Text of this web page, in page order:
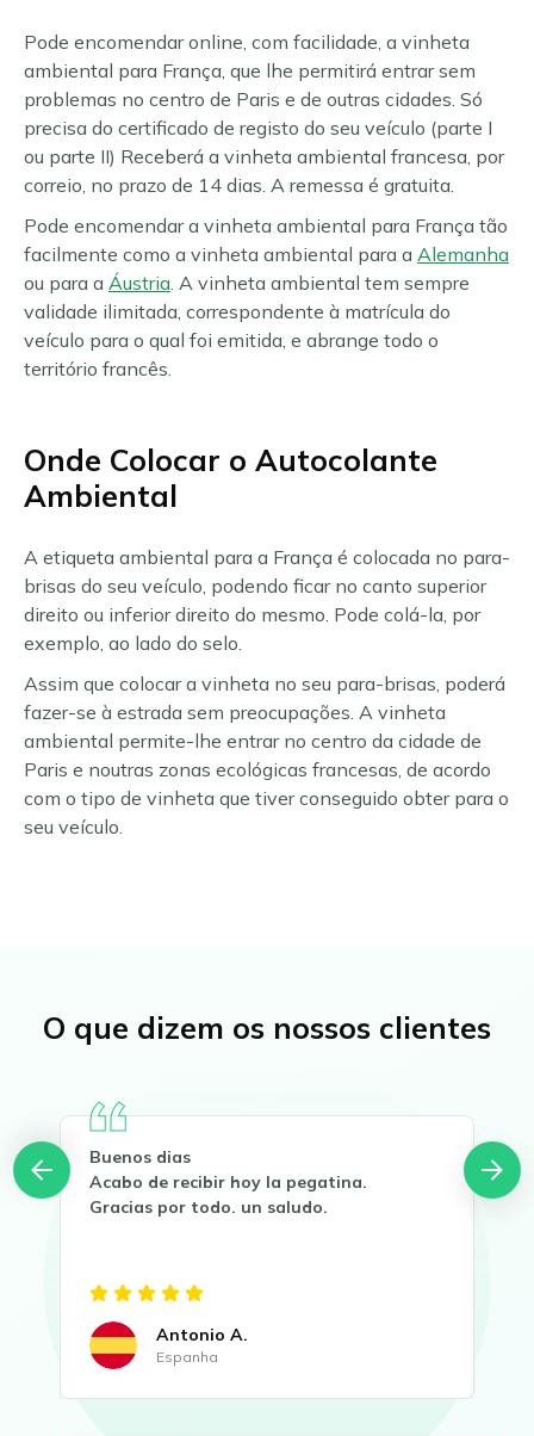
Pode encomendar online, com facilidade, a vinheta
ambiental para França, que lhe permitirá entrar sem
problemas no centro de Paris e de outras cidades. Só
precisa do certificado de registo do seu veículo (parte I
ou parte II) Receberá a vinheta ambiental francesa, por
correio, no prazo de 14 dias. A remessa é gratuita.
Pode encomendar a vinheta ambiental para França tão
facilmente como a vinheta ambiental para a Alemanha
ou para a Áustria . A vinheta ambiental tem sempre
validade ilimitada, correspondente à matrícula do
veículo para o qual foi emitida, e abrange todo o
território francês.
Onde Colocar o Autocolante
Ambiental
A etiqueta ambiental para a França é colocada no para-
brisas do seu veículo, podendo ficar no canto superior
direito ou inferior direito do mesmo. Pode colá-la, por
exemplo, ao lado do selo.
Assim que colocar a vinheta no seu para-brisas, poderá
fazer-se à estrada sem preocupações. A vinheta
ambiental permite-lhe entrar no centro da cidade de
Paris e noutras zonas ecológicas francesas, de acordo
com o tipo de vinheta que tiver conseguido obter para o
seu veículo.
O que dizem os nossos clientes
Buenos dias
Acabo de recibir hoy la pegatina.
Gracias por todo. un saludo.
Antonio A.
Espanha